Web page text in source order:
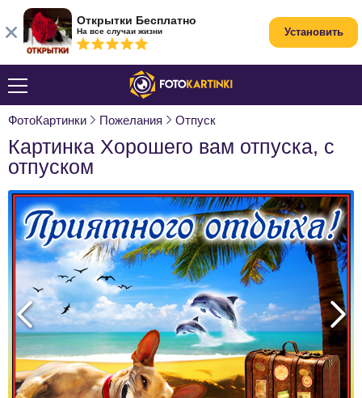
ФотоКартинки Пожелания Отпуск
Картинка Хорошего вам отпуска, с
отпуском
Открытки Бесплатно
На все случаи жизни Установить